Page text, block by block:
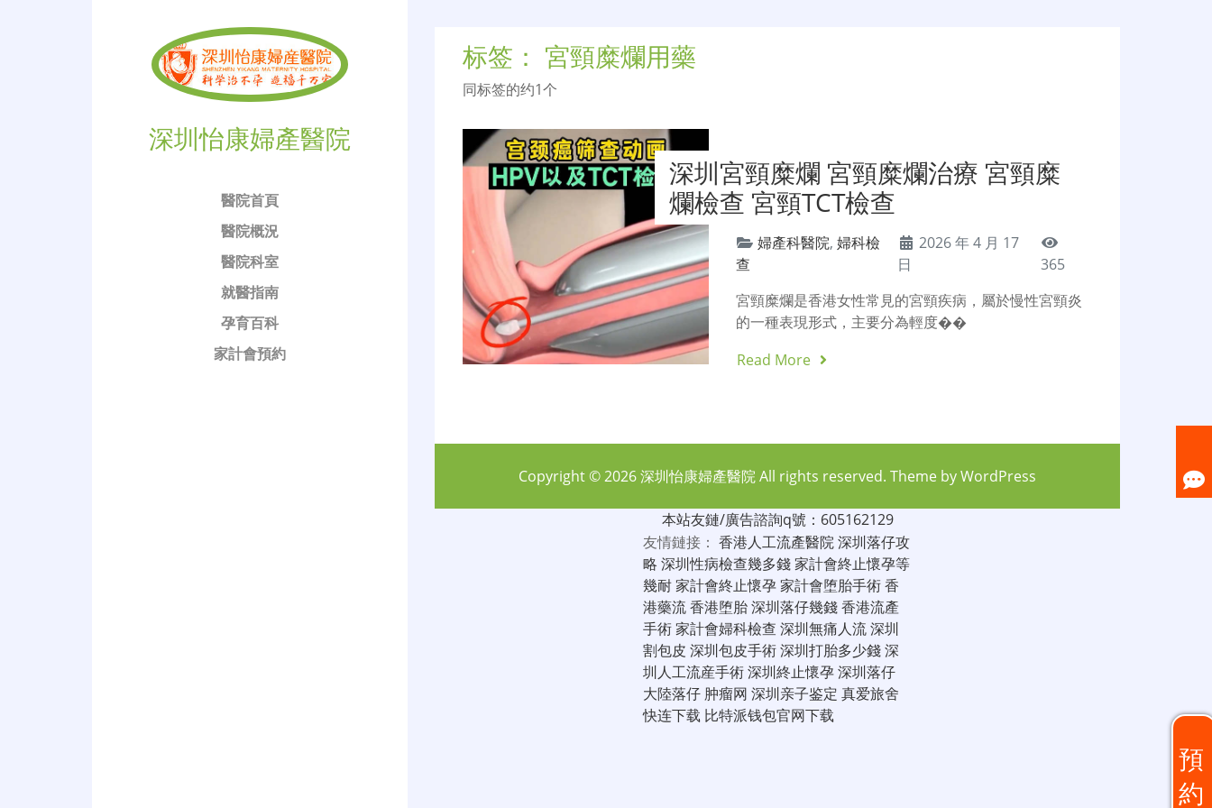
深圳怡康婦產醫院
醫院首頁
醫院概況
醫院科室
就醫指南
孕育百科
家計會預約
标签： 宮頸糜爛用藥
同标签的约1个
深圳宮頸糜爛 宮頸糜爛治療 宮頸糜
爛檢查 宮頸TCT檢查
婦產科醫院,婦科檢
查
2026 年 4 月 17
日
365
宮頸糜爛是香港女性常見的宮頸疾病，屬於慢性宮頸炎
的一種表現形式，主要分為輕度��
Read More
預
約
Copyright © 2026深圳怡康婦產醫院All rights reserved. Theme byWordPress
本站友鏈/廣告諮詢q號：605162129
友情鏈接： 香港人工流產醫院深圳落仔攻
略 深圳性病檢查幾多錢家計會終止懷孕等
幾耐家計會終止懷孕家計會堕胎手術香
港藥流香港堕胎深圳落仔幾錢香港流產
手術家計會婦科檢查 深圳無痛人流深圳
割包皮 深圳包皮手術深圳打胎多少錢深
圳人工流産手術深圳終止懷孕深圳落仔
大陸落仔 肿瘤网 深圳亲子鉴定 真爱旅舍
快连下载 比特派钱包官网下载